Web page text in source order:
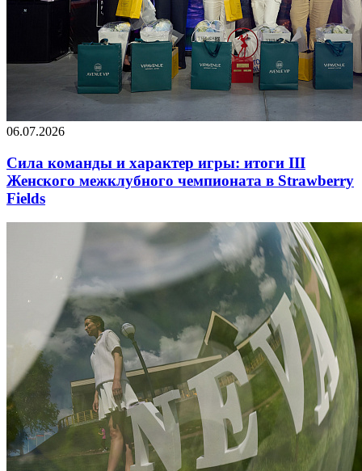
06.07.2026
Сила команды и характер игры: итоги III
Женского межклубного чемпионата в Strawberry
Fields